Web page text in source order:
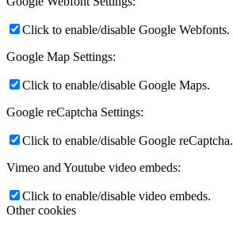
Click to enable/disable Google Webfonts.
Google Map Settings:
Click to enable/disable Google Maps.
Google reCaptcha Settings:
Click to enable/disable Google reCaptcha.
Vimeo and Youtube video embeds:
Click to enable/disable video embeds.
Other cookies